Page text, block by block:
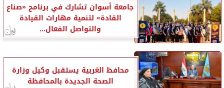
جامعة أسوان تشارك في برنامج «صناع
القادة» لتنمية مهارات القيادة
والتواصل الفعال...
محافظ الغربية يستقبل وكيل وزارة
الصحة الجديدة بالمحافظة